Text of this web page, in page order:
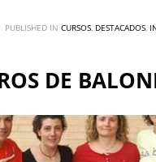
PUBLISHED IN CURSOS, DESTACADOS,
DE